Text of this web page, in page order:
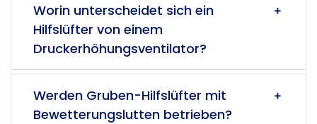
Worin unterscheidet sich ein
Hilfslüfter von einem
Druckerhöhungsventilator?
Werden Gruben-Hilfslüfter mit
Bewetterungslutten betrieben?